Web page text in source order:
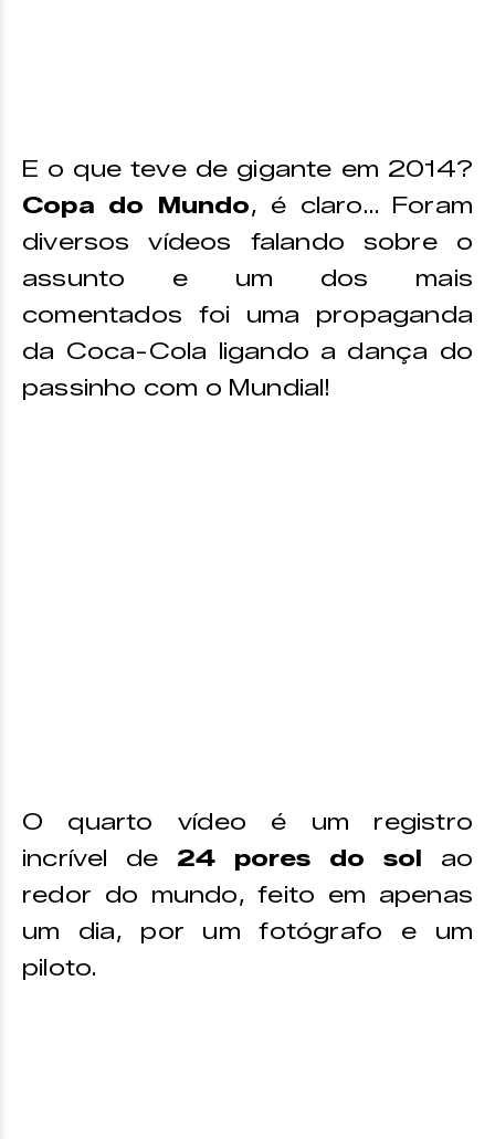
E o que teve de gigante em 2014?
Copa do Mundo, é claro… Foram
diversos vídeos falando sobre o
assunto e um dos mais
comentados foi uma propaganda
da Coca-Cola ligando a dança do
passinho com o Mundial!
O quarto vídeo é um registro
incrível de 24 pores do sol ao
redor do mundo, feito em apenas
um dia, por um fotógrafo e um
piloto.